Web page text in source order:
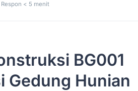
Respon < 5 menit
BG001
Gedung Hunian